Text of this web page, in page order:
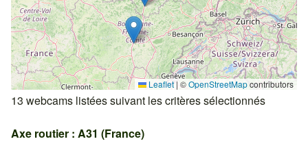
Leaflet | ©OpenStreetMapcontributors
13 webcams listées suivant les critères sélectionnés
Axe routier : A31 (France)